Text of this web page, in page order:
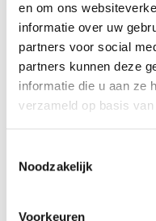
en om ons
informatie over uw
partners voor social
partners kunnen deze
informatie die u aan ze
verzameld op basis
Noodzakelijk
Voorkeuren
Samen,
zorgzaam
Al sinds 1972 biedt
oplossingen aan in
Verenigd Koninkrijk en